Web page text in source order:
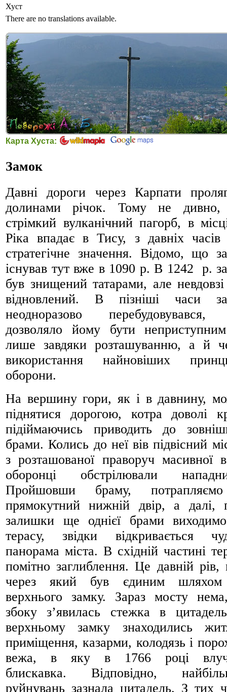
Хуст
There are no translations available.
Карта Хуста:
Замок
Давні дороги через Карпати
долинами річок. Тому не
стрімкий вулканічний пагорб, в
Ріка впадає в Тису, з давніх часів
стратегічне значення. Відомо, що
існував тут вже в 1090 р. В 1242 р.
був знищений татарами, але
відновлений. В пізніші часи
неодноразово
дозволяло йому бути
лише завдяки розташуванню, а й
використання найновіших
оборони.
На вершину гори, як і в давнину,
піднятися дорогою, котра доволі
підіймаючись приводить до
брами. Колись до неї вів підвісний
з розташованої праворуч масивної
оборонці обстрілювали
Пройшовши браму,
прямокутний нижній двір, а далі,
залишки ще однієї брами
терасу, звідки відкривається
панорама міста. В східній частині
помітно заглиблення. Це давній рів,
через який був єдиним
верхнього замку. Зараз мосту
збоку з’явилась стежка в
верхньому замку знаходились
приміщення, казарми, колодязь і
вежа, в яку в 1766 році
блискавка. Відповідно,
руйнувань зазнала цитадель. З тих